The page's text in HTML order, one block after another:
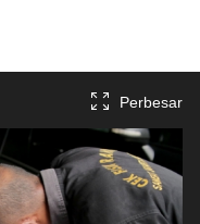
Perbesar